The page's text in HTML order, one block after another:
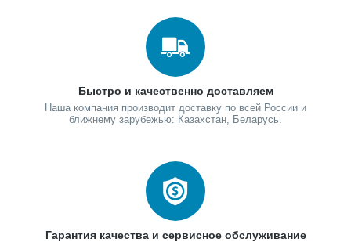
Быстро и качественно доставляем
Наша компания производит доставку по всей России и
ближнему зарубежью: Казахстан, Беларусь.
Гарантия качества и сервисное обслуживание